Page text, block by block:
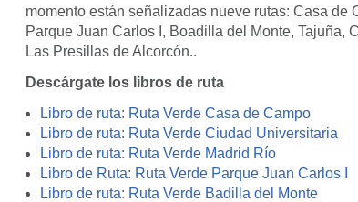
momento están señalizadas nueve rutas: Casa de
Parque Juan Carlos I, Boadilla del Monte, Tajuña,
Las Presillas de Alcorcón..
Descárgate los libros de ruta
Libro de ruta: Ruta Verde Casa de Campo
Libro de ruta: Ruta Verde Ciudad Universitaria
Libro de ruta: Ruta Verde Madrid Río
Libro de Ruta: Ruta Verde Parque Juan Carlos I
Libro de ruta: Ruta Verde Badilla del Monte